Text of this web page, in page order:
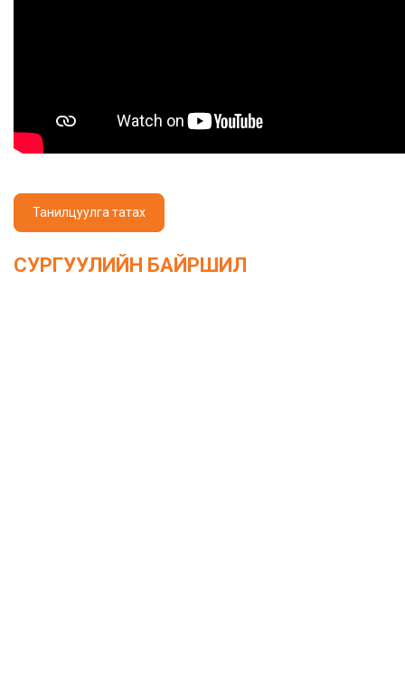
Танилцуулга татах
СУРГУУЛИЙН БАЙРШИЛ